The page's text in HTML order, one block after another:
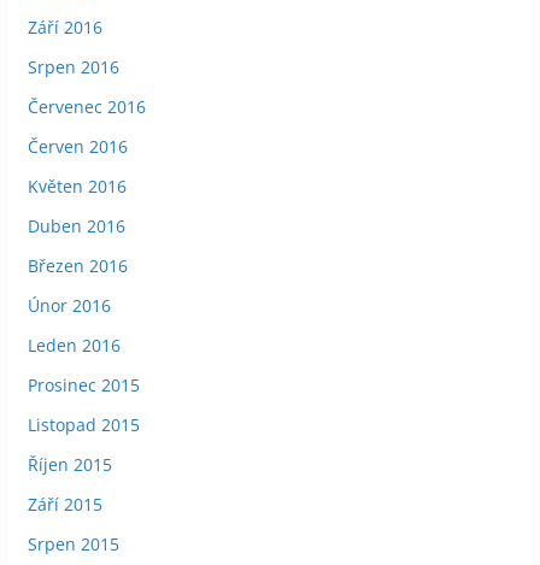
Září 2016
Srpen 2016
Červenec 2016
Červen 2016
Květen 2016
Duben 2016
Březen 2016
Únor 2016
Leden 2016
Prosinec 2015
Listopad 2015
Říjen 2015
Září 2015
Srpen 2015